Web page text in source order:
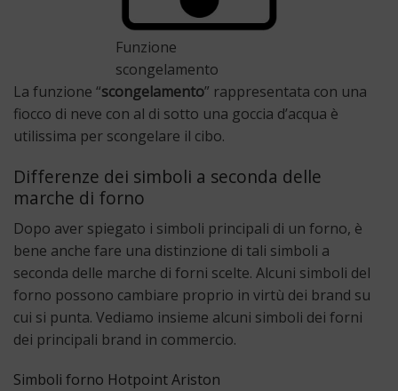
Funzione
scongelamento
La funzione “scongelamento” rappresentata con una
fiocco di neve con al di sotto una goccia d’acqua è
utilissima per scongelare il cibo.
Differenze dei simboli a seconda delle
marche di forno
Dopo aver spiegato i simboli principali di un forno, è
bene anche fare una distinzione di tali simboli a
seconda delle marche di forni scelte. Alcuni simboli del
forno possono cambiare proprio in virtù dei brand su
cui si punta. Vediamo insieme alcuni simboli dei forni
dei principali brand in commercio.
Simboli forno Hotpoint Ariston